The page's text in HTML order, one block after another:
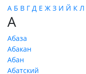
А Б В Г Д Е Ж З И Й К Л
А
Абаза
Абакан
Абан
Абатский